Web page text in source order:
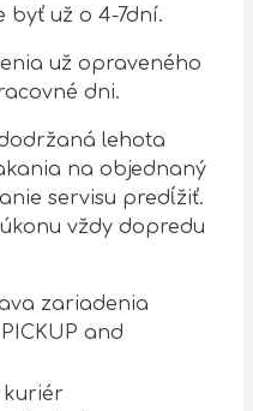
byť už o 4-7dní.
už opraveného
dni.
lehota
na objednaný
servisu predĺžiť.
vždy dopredu
zariadenia
and
kuriér